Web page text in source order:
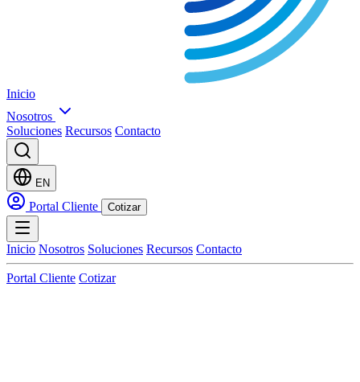
Inicio
Nosotros
Soluciones Recursos Contacto
EN
Portal Cliente Cotizar
Inicio Nosotros Soluciones Recursos Contacto
Portal Cliente Cotizar